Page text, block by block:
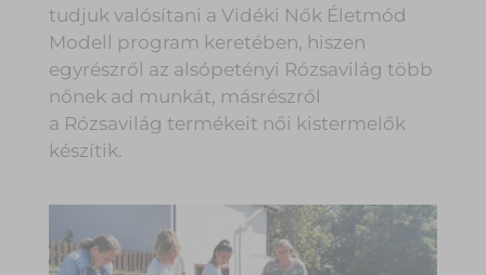
tudjuk valósítani a Vidéki Nők Életmód
Modell program keretében, hiszen
egyrészről az alsópetényi Rózsavilág több
nőnek ad munkát, másrészről
a Rózsavilág termékeit női kistermelők
készítik.